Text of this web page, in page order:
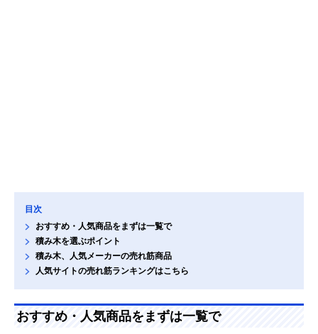
目次
おすすめ・人気商品をまずは一覧で
積み木を選ぶポイント
積み木、人気メーカーの売れ筋商品
人気サイトの売れ筋ランキングはこちら
おすすめ・人気商品をまずは一覧で